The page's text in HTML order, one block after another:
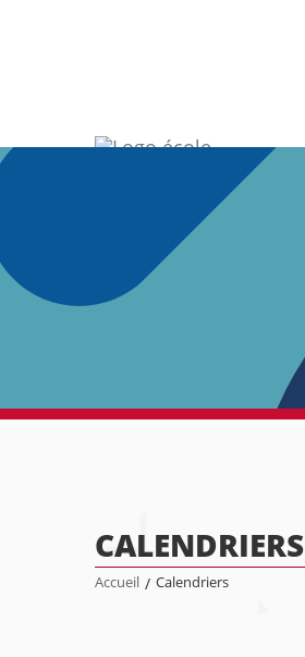
CALENDRIERS
Accueil / Calendriers